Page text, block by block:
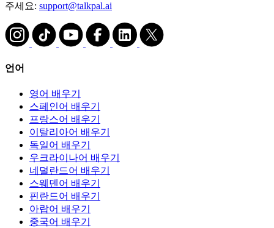
주세요: support@talkpal.ai
언어
영어 배우기
스페인어 배우기
프랑스어 배우기
이탈리아어 배우기
독일어 배우기
우크라이나어 배우기
네덜란드어 배우기
스웨덴어 배우기
핀란드어 배우기
아랍어 배우기
중국어 배우기